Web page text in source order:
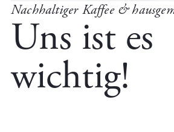
Nachhaltiger Kaffee &
Uns ist es
wichtig!